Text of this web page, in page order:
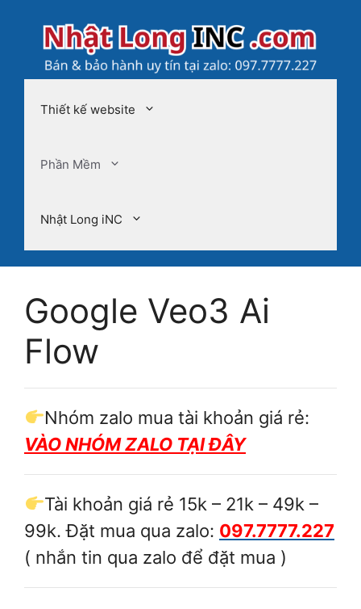
Thiết kế website
Phần Mềm
Nhật Long iNC
Google Veo3 Ai
Flow
Nhóm zalo mua tài khoản giá rẻ:
VÀO NHÓM ZALO TẠI ĐÂY
Tài khoản giá rẻ 15k – 21k – 49k –
99k. Đặt mua qua zalo: 097.7777.227
( nhắn tin qua zalo để đặt mua )